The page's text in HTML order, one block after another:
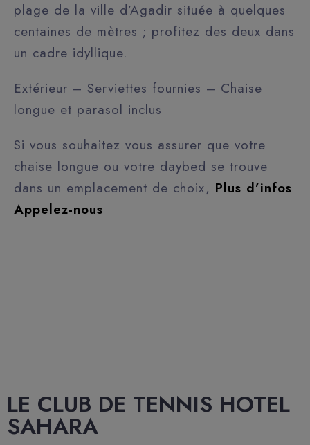
plage de la ville d’Agadir située à quelques
centaines de mètres ; profitez des deux dans
un cadre idyllique.
Extérieur – Serviettes fournies – Chaise
longue et parasol inclus
Si vous souhaitez vous assurer que votre
chaise longue ou votre daybed se trouve
dans un emplacement de choix, Plus d’infos
Appelez-nous
LE CLUB DE TENNIS HOTEL
SAHARA